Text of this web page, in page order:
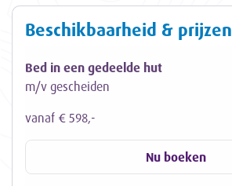
Beschikbaarheid & prijzen
Bed in een gedeelde hut
m/v gescheiden
vanaf € 598,-
Nu boeken